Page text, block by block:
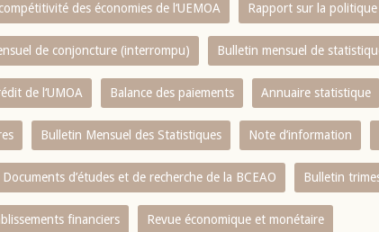
des économies de l‘UEMOA Rapport sur la
de conjoncture (interrompu) Bulletin mensuel de
de l‘UMOA Balance des paiements Annuaire statistique
Bulletin Mensuel des Statistiques Note d’information
Documents d’études et de recherche de la BCEAO Bulletin
financiers Revue économique et monétaire